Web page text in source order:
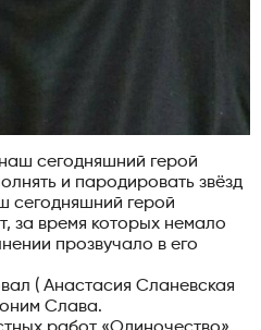
сегодняшний герой
и пародировать звёзд
сегодняшний герой
за время которых немало
прозвучало в его
( Анастасия Сланевская
Слава.